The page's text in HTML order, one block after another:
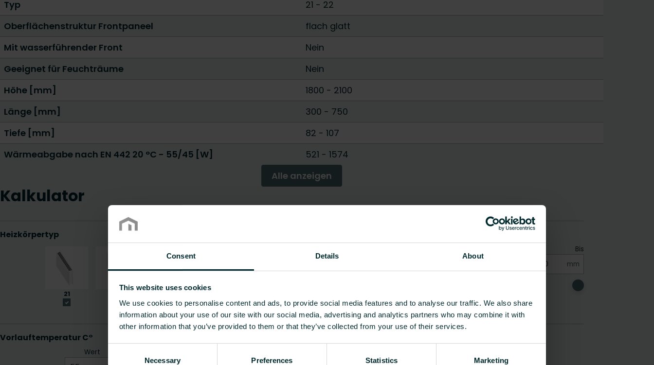
Consent Details About
This website uses cookies
We use cookies to personalise content and ads, to provide social media features and to analyse our traffic. We also share
information about your use of our site with our social media, advertising and analytics partners who may combine it with
other information that you’ve provided to them or that they’ve collected from your use of their services.
Necessary Preferences Statistics Marketing
Typ
21 - 22
Oberflächenstruktur Frontpaneel
flach glatt
Mit wasserführender Front
Nein
Geeignet für Feuchträume
Nein
Höhe [mm]
1800 - 2100
Länge [mm]
300 - 750
Tiefe [mm]
82 - 107
Wärmeabgabe nach EN 442 20 °C - 55/45 [W]
521 - 1574
Alle anzeigen
Kalkulator